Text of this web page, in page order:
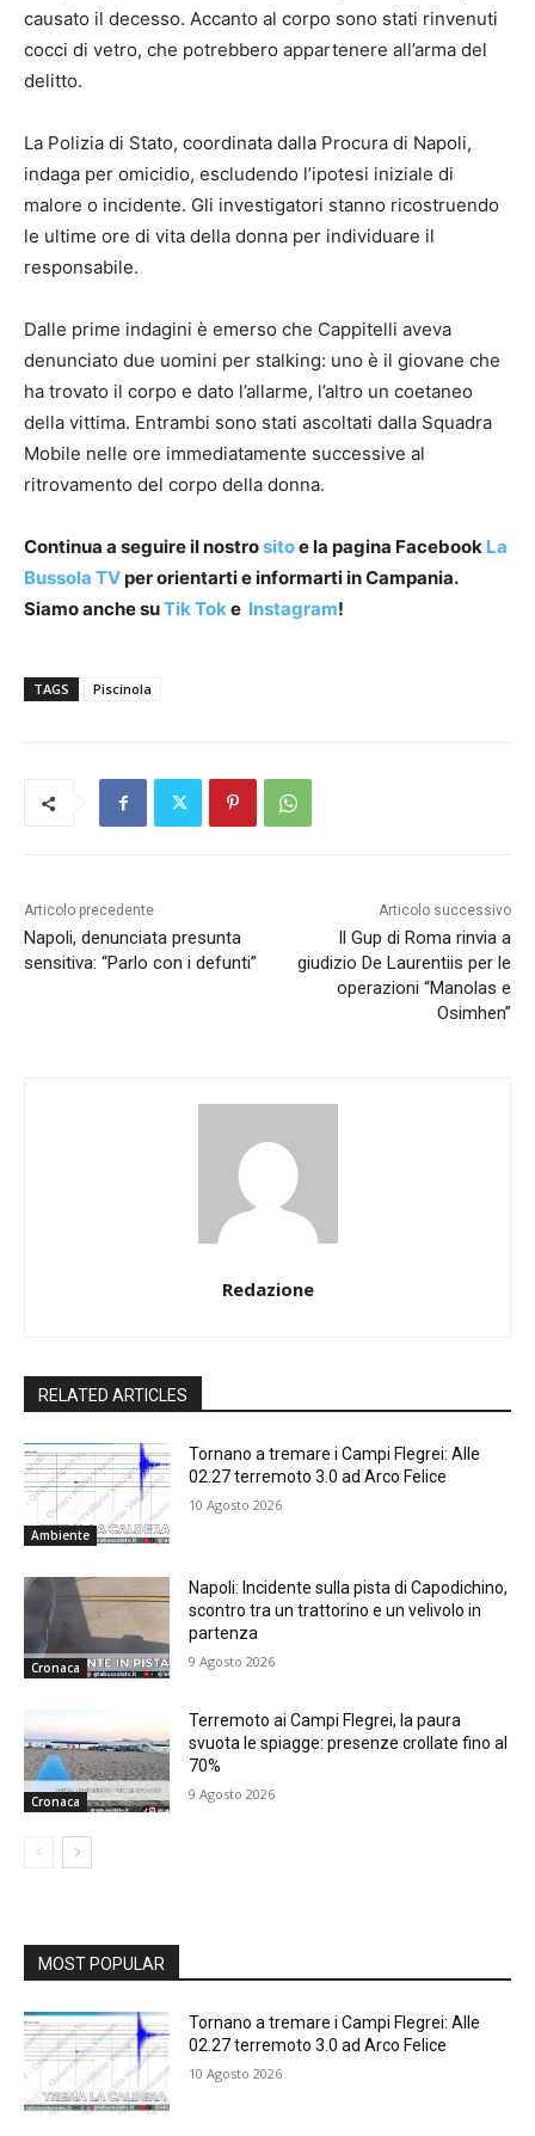
causato il decesso. Accanto al corpo sono stati rinvenuti
cocci di vetro, che potrebbero appartenere all’arma del
delitto.
La Polizia di Stato, coordinata dalla Procura di Napoli,
indaga per omicidio, escludendo l’ipotesi iniziale di
malore o incidente. Gli investigatori stanno ricostruendo
le ultime ore di vita della donna per individuare il
responsabile.
Dalle prime indagini è emerso che Cappitelli aveva
denunciato due uomini per stalking: uno è il giovane che
ha trovato il corpo e dato l’allarme, l’altro un coetaneo
della vittima. Entrambi sono stati ascoltati dalla Squadra
Mobile nelle ore immediatamente successive al
ritrovamento del corpo della donna.
Continua a seguire il nostrositoe la pagina Facebook La
Bussola TVper orientarti e informarti in Campania.
Siamo anche suTik Toke Instagram!
TAGS Piscinola
Articolo precedente
Napoli, denunciata presunta
sensitiva: “Parlo con i defunti”
Articolo successivo
Il Gup di Roma rinvia a
giudizio De Laurentiis per le
operazioni “Manolas e
Osimhen”
Redazione
RELATED ARTICLES
Ambiente
Tornano a tremare i Campi Flegrei: Alle
02.27 terremoto 3.0 ad Arco Felice
10 Agosto 2026
Cronaca
Napoli: Incidente sulla pista di Capodichino,
scontro tra un trattorino e un velivolo in
partenza
9 Agosto 2026
Cronaca
Terremoto ai Campi Flegrei, la paura
svuota le spiagge: presenze crollate fino al
70%
9 Agosto 2026
MOST POPULAR
Tornano a tremare i Campi Flegrei: Alle
02.27 terremoto 3.0 ad Arco Felice
10 Agosto 2026